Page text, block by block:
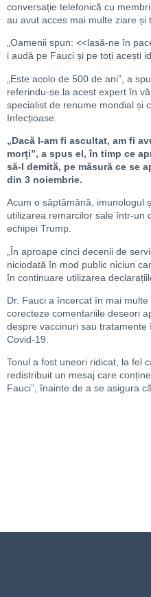
conversație telefonică cu
au avut acces mai multe ziare și
„Oamenii spun: <<lasă-ne în
i audă pe Fauci și pe toți acești
„Este acolo de 500 de ani”, a
referindu-se la acest expert în
specialist de renume mondial și
Infecțioase.
„Dacă l-am fi ascultat, am fi
morți”, a spus el, în timp ce
să-l demită, pe măsură ce se
din 3 noiembrie.
Acum o săptămână, imunologul
utilizarea remarcilor sale într-un
echipei Trump.
„În aproape cinci decenii de
niciodată în mod public niciun
în continuare utilizarea
Dr. Fauci a încercat în mai
corecteze comentariile deseori
despre vaccinuri sau
Covid-19.
Tonul a fost uneori ridicat, la fel
redistribuit un mesaj care
Fauci”, înainte de a se asigura